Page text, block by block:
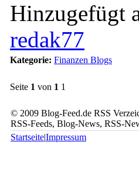
Hinzugefügt
redak77
Kategorie: Finanzen Blogs
Seite 1 von 1 1
© 2009 Blog-Feed.de RSS
RSS-Feeds, Blog-News, RSS-
Startseite|Impressum